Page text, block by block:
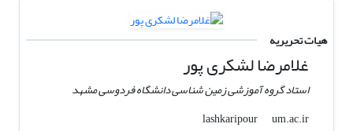
هیات تحریریه
غلامرضا لشکری پور
استاد گروه آموزشی زمین شناسی دانشگاه فردوسی مشهد
lashkaripour
um.ac.ir